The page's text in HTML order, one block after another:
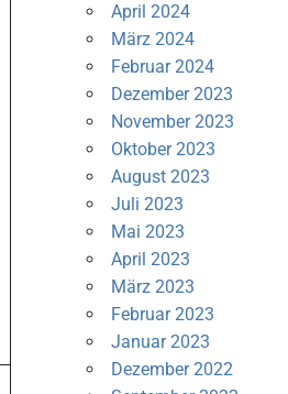
April 2024
März 2024
Februar 2024
Dezember 2023
November 2023
Oktober 2023
August 2023
Juli 2023
Mai 2023
April 2023
März 2023
Februar 2023
Januar 2023
Dezember 2022